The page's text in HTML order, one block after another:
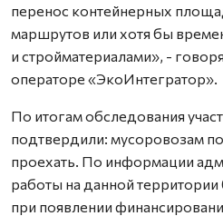
перенос контейнерных
маршрутов или хотя бы
и стройматериалами», -
операторе «ЭкоИнтегратор».
По итогам обследования
подтвердили: мусоровозам
проехать. По информации
работы на данной
при появлении